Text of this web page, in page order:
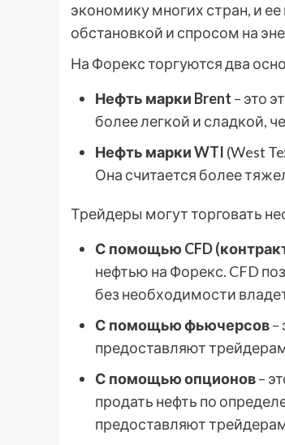
экономику многих стран, и
обстановкой и спросом на
На Форекс торгуются два
Нефть марки Brent – это
более легкой и сладкой,
Нефть марки WTI (West
Она считается более
Трейдеры могут торговать
С помощью CFD
нефтью на Форекс. CFD
без необходимости
С помощью фьючерсов–
предоставляют
С помощью опционов–
продать нефть по
предоставляют